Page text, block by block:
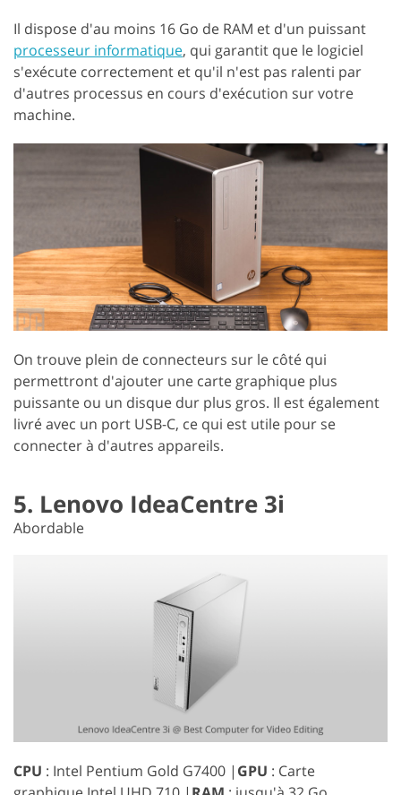
Il dispose d'au moins 16 Go de RAM et d'un puissant
processeur informatique, qui garantit que le logiciel
s'exécute correctement et qu'il n'est pas ralenti par
d'autres processus en cours d'exécution sur votre
machine.
On trouve plein de connecteurs sur le côté qui
permettront d'ajouter une carte graphique plus
puissante ou un disque dur plus gros. Il est également
livré avec un port USB-C, ce qui est utile pour se
connecter à d'autres appareils.
5. Lenovo IdeaCentre 3i
Abordable
CPU : Intel Pentium Gold G7400 | GPU : Carte